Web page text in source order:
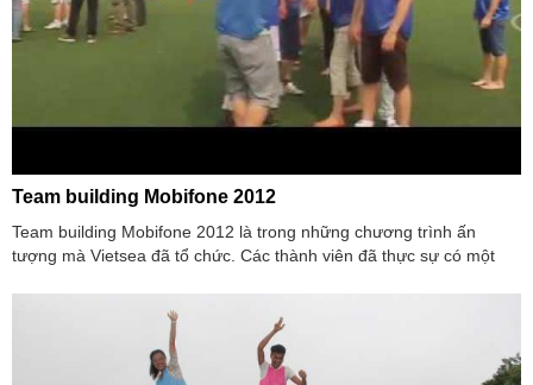
Team building Mobifone 2012
Team building Mobifone 2012 là trong những chương trình ấn
tượng mà Vietsea đã tổ chức. Các thành viên đã thực sự có một